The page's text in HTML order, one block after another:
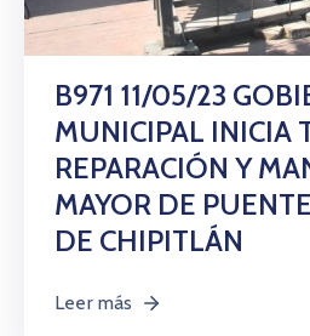
Directorio
B971 11/05/23
MUNICIPAL INICIA
REPARACIÓN Y
MAYOR DE
DE CHIPITLÁN
Leer más